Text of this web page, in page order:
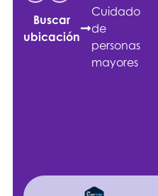
Buscar
ubicación
Cuidado
de
personas
mayores